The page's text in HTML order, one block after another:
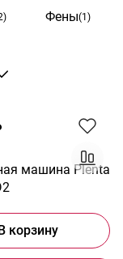
Фены(1)
машина Plenta
корзину